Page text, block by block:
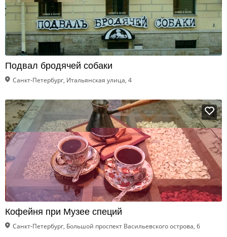
Подвал бродячей собаки
Санкт-Петербург, Итальянская улица, 4
Кофейня при Музее специй
Санкт-Петербург, Большой проспект Васильевского острова, 6